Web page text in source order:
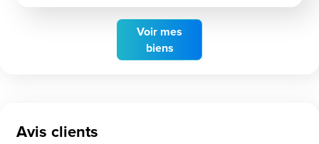
Voir mes
biens
Avis clients